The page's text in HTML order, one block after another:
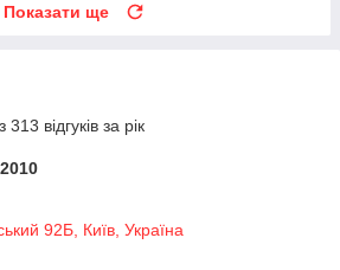
Показати ще
відгуків за рік
92Б, Київ, Україна